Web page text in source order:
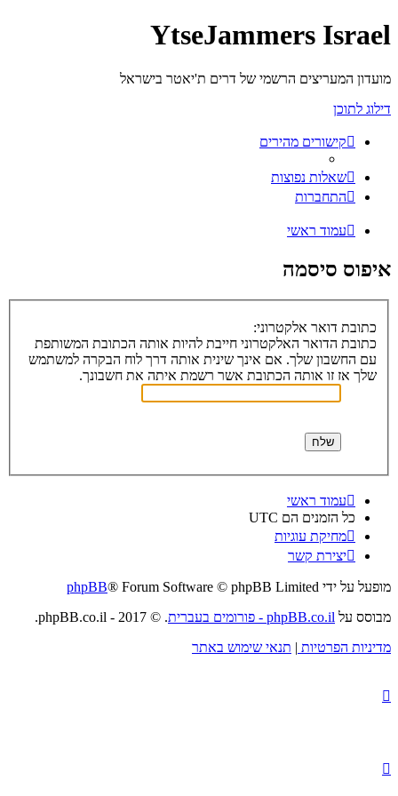
YtseJammers Israel
מועדון המעריצים הרשמי של דרים ת'יאטר בישראל
דילוג לתוכן
קישורים מהירים
שאלות נפוצות
התחברות
עמוד ראשי
איפוס סיסמה
כתובת דואר אלקטרוני:
כתובת הדואר האלקטרוני חייבת להיות אותה הכתובת המשותפת
עם החשבון שלך. אם אינך שינית אותה דרך לוח הבקרה למשתמש
שלך אז זו אותה הכתובת אשר רשמת איתה את חשבונך.
עמוד ראשי
כל הזמנים הם UTC
מחיקת עוגיות
יצירת קשר
מופעל על ידי phpBB® Forum Software © phpBB Limited
מבוסס על phpBB.co.il - פורומים בעברית
. © 2017 - phpBB.co.il.
מדיניות הפרטיות | תנאי שימוש באתר